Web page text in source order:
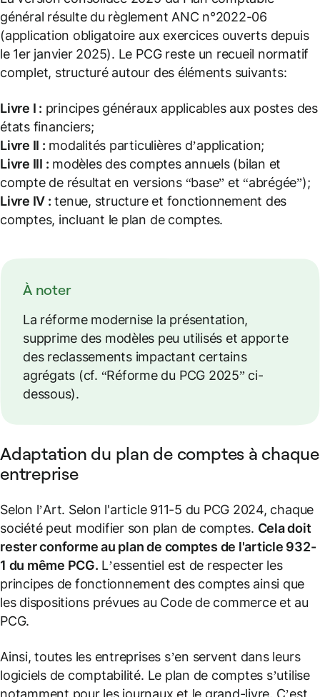
général résulte du règlement ANC n°2022-06
(application obligatoire aux exercices ouverts depuis
le 1er janvier 2025). Le PCG reste un recueil normatif
complet, structuré autour des éléments suivants:
Livre I : principes généraux applicables aux postes des
états financiers;
Livre II : modalités particulières d’application;
Livre III : modèles des comptes annuels (bilan et
compte de résultat en versions “base” et “abrégée”);
Livre IV : tenue, structure et fonctionnement des
comptes, incluant le plan de comptes.
À noter
La réforme modernise la présentation,
supprime des modèles peu utilisés et apporte
des reclassements impactant certains
agrégats (cf. “Réforme du PCG 2025” ci-
dessous).
Adaptation du plan de comptes à chaque
entreprise
Selon l’Art. Selon l'article 911-5 du PCG 2024, chaque
société peut modifier son plan de comptes. Cela doit
rester conforme au plan de comptes de l'article 932-
1 du même PCG. L’essentiel est de respecter les
principes de fonctionnement des comptes ainsi que
les dispositions prévues au Code de commerce et au
PCG.
Ainsi, toutes les entreprises s’en servent dans leurs
logiciels de comptabilité. Le plan de comptes s’utilise
notamment pour les journaux et le grand-livre. C’est